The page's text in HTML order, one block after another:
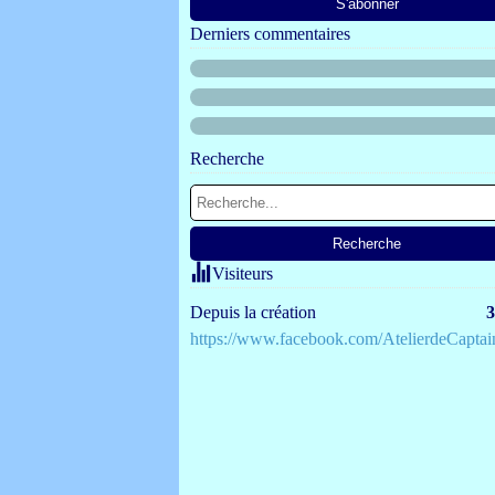
Derniers commentaires
Recherche
Visiteurs
Depuis la création
https://www.facebook.com/